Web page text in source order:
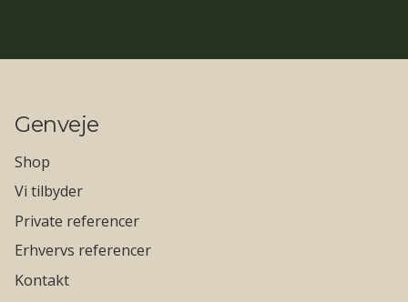
Genveje
Shop
Vi tilbyder
Private referencer
Erhvervs referencer
Kontakt